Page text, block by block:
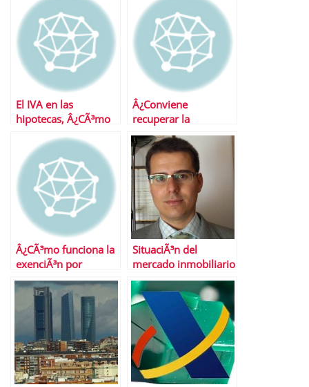
El IVA en las
hipotecas, Â¿CÃ³mo
Â¿Conviene
recuperar la
deducciÃ³n por
vivienda?
Â¿CÃ³mo funciona la
exenciÃ³n por
reinversiÃ³n en
vivienda habitual?
SituaciÃ³n del
mercado inmobiliario
espaÃ±ol
independientemente
del tipo IVA